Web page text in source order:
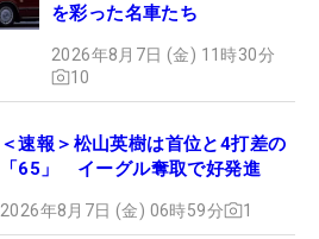
を彩った名車たち
2026年8月7日 (金) 11時30分
10
＜速報＞松山英樹は首位と4打差の
「65」 イーグル奪取で好発進
2026年8月7日 (金) 06時59分 1